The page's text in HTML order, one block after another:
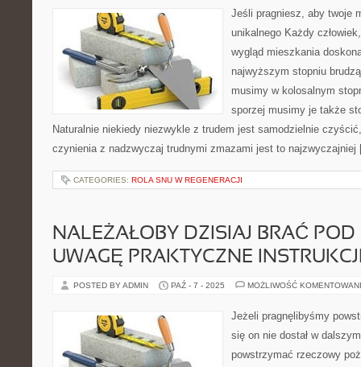
Jeśli pragniesz, aby twoje
unikalnego Każdy
wygląd mieszkania
najwyższym stopniu
musimy w kolosalnym
sporzej musimy je także
Naturalnie niekiedy niezwykle z trudem jest samodzielnie
czynienia z nadzwyczaj trudnymi zmazami jest to
CATEGORIES: ROLA SNU W REGENERACJI
NALEŻAŁOBY DZISIAJ BRAĆ
UWAGĘ PRAKTYCZNE
POSTED BY ADMIN PAŹ - 7 - 2025 MOŻLIWOŚĆ
Jeżeli pragnęlibyśmy
się on nie dostał w
powstrzymać rzeczowy